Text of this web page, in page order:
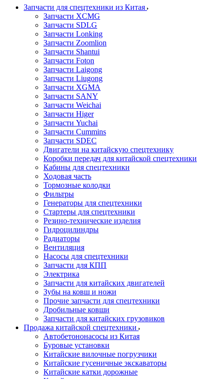
Запчасти для спецтехники из Китая
Запчасти XCMG
Запчасти SDLG
Запчасти Lonking
Запчасти Zoomlion
Запчасти Shantui
Запчасти Foton
Запчасти Laigong
Запчасти Liugong
Запчасти XGMA
Запчасти SANY
Запчасти Weichai
Запчасти Higer
Запчасти Yuchai
Запчасти Cummins
Запчасти SDEC
Двигатели на китайскую спецтехнику
Коробки передач для китайской спецтехники
Кабины для спецтехники
Ходовая часть
Тормозные колодки
Фильтры
Генераторы для спецтехники
Стартеры для спецтехники
Резино-технические изделия
Гидроцилиндры
Радиаторы
Вентиляция
Насосы для спецтехники
Запчасти для КПП
Электрика
Запчасти для китайских двигателей
Зубы на ковш и ножи
Прочие запчасти для спецтехники
Дробильные ковши
Запчасти для китайских грузовиков
Продажа китайской спецтехники
Автобетононасосы из Китая
Буровые установки
Китайские вилочные погрузчики
Китайские гусеничные экскаваторы
Китайские катки дорожные